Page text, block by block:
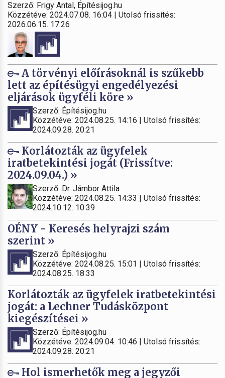
Szerző: Frigy Antal, Építésijog.hu
Közzétéve: 2024.07.08. 16:04 | Utolsó frissítés:
2026.06.15. 17:26
A törvényi előírásoknál is szűkebb
lett az építésügyi engedélyezési
eljárások ügyféli köre »
Szerző: Építésijog.hu
Közzétéve: 2024.08.25. 14:16 | Utolsó frissítés:
2024.09.28. 20:21
Korlátozták az ügyfelek
iratbetekintési jogát (Frissítve:
2024.09.04.) »
Szerző: Dr. Jámbor Attila
Közzétéve: 2024.08.25. 14:33 | Utolsó frissítés:
2024.10.12. 10:39
OÉNY - Keresés helyrajzi szám
szerint »
Szerző: Építésijog.hu
Közzétéve: 2024.08.25. 15:01 | Utolsó frissítés:
2024.08.25. 18:33
Korlátozták az ügyfelek iratbetekintési
jogát: a Lechner Tudásközpont
kiegészítései »
Szerző: Építésijog.hu
Közzétéve: 2024.09.04. 10:46 | Utolsó frissítés:
2024.09.28. 20:21
Hol ismerhetők meg a jegyzői